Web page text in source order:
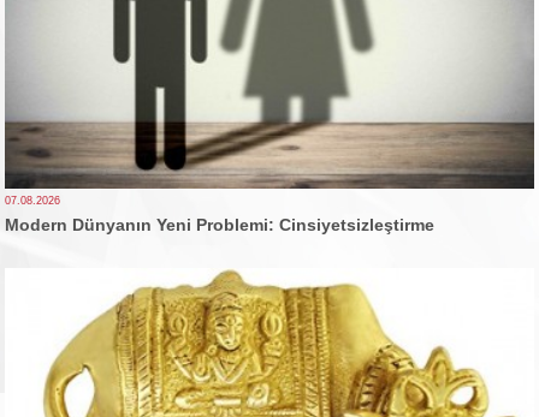
07.08.2026
Modern Dünyanın Yeni Problemi: Cinsiyetsizleştirme